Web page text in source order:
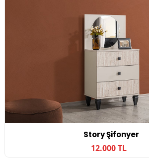
Story Şifonyer
12.000 TL